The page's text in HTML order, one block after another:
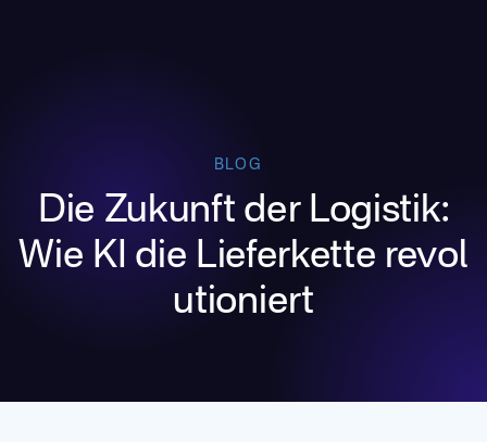
BLOG
Die Zukunft der Logistik:
Wie KI die Lieferkette revol
utioniert